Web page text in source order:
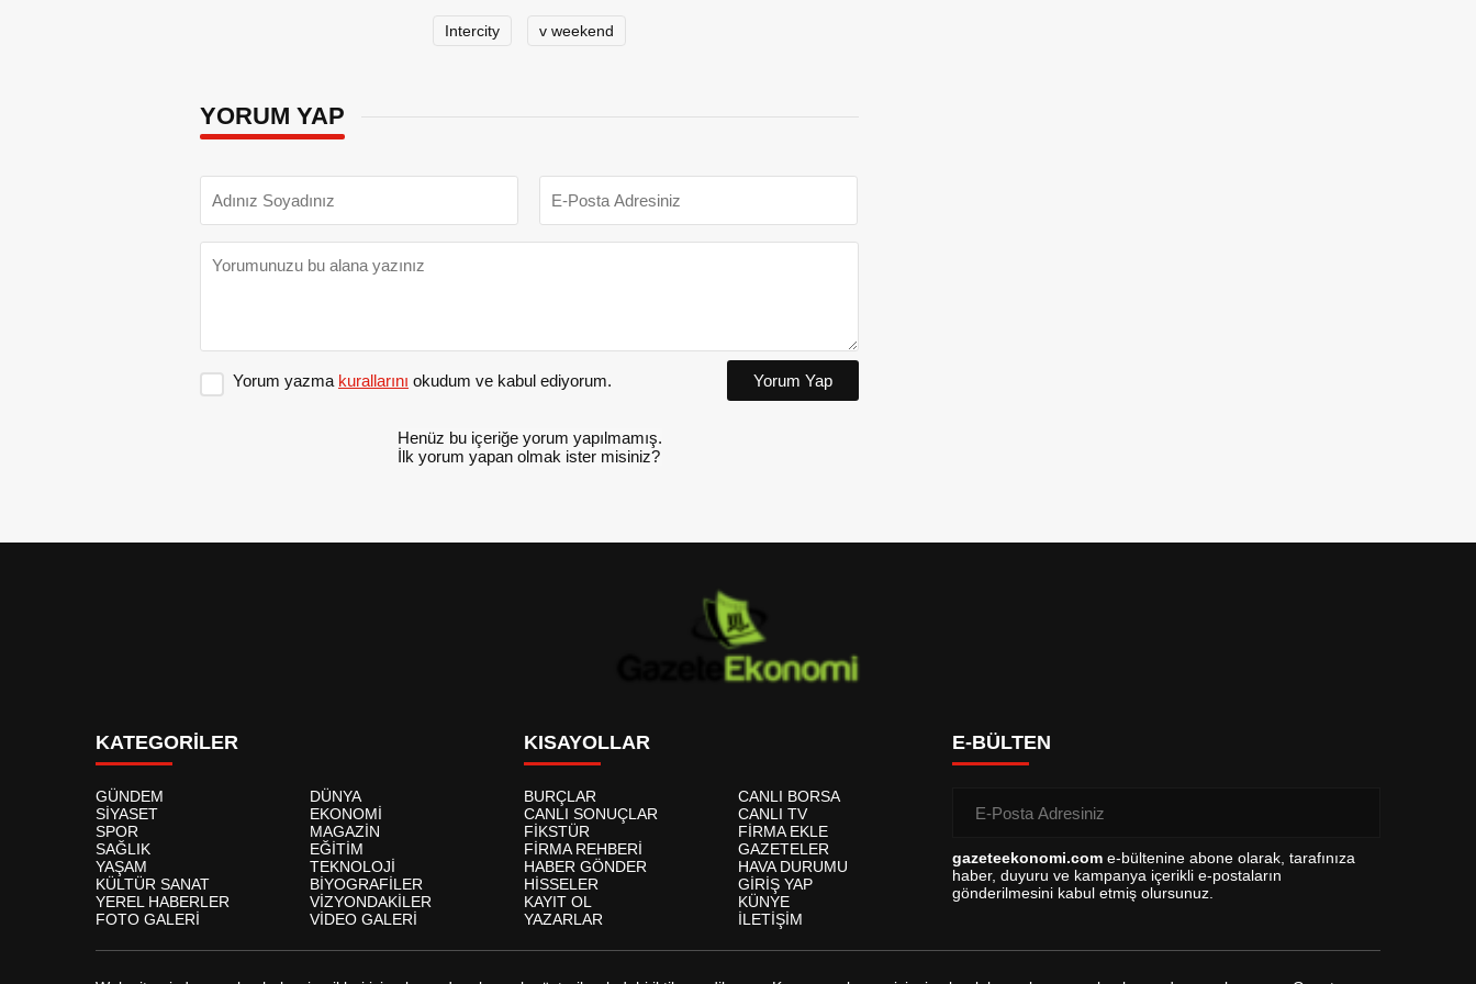
Intercity v weekend
YORUM YAP
Yorum yazma kurallarını okudum ve kabul ediyorum. Yorum Yap
Henüz bu içeriğe yorum yapılmamış.
İlk yorum yapan olmak ister misiniz?
KATEGORİLER
GÜNDEM
DÜNYA
SİYASET
EKONOMİ
SPOR
MAGAZİN
SAĞLIK
EĞİTİM
YAŞAM
TEKNOLOJİ
KÜLTÜR SANAT
BİYOGRAFİLER
YEREL HABERLER
VİZYONDAKİLER
FOTO GALERİ
VİDEO GALERİ
KISAYOLLAR
BURÇLAR
CANLI BORSA
CANLI SONUÇLAR
CANLI TV
FİKSTÜR
FİRMA EKLE
FİRMA REHBERİ
GAZETELER
HABER GÖNDER
HAVA DURUMU
HİSSELER
GİRİŞ YAP
KAYIT OL
KÜNYE
YAZARLAR
İLETİŞİM
E-BÜLTEN
gazeteekonomi.com e-bültenine abone olarak, tarafınıza
haber, duyuru ve kampanya içerikli e-postaların
gönderilmesini kabul etmiş olursunuz.